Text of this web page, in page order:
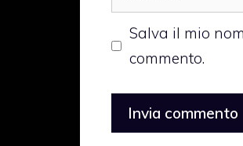
web
Salva il mio
commento.